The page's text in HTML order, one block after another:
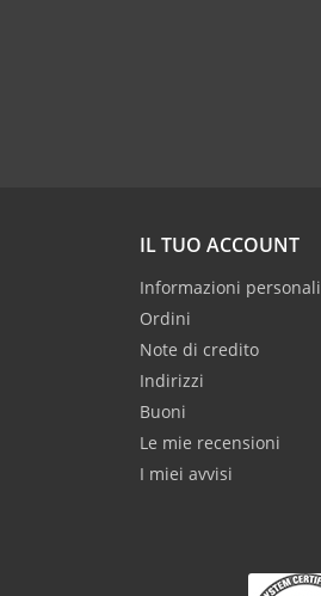
IL TUO ACCOUNT
Informazioni personali
Ordini
Note di credito
Indirizzi
Buoni
Le mie recensioni
I miei avvisi